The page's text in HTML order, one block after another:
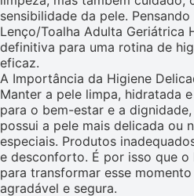
sensibilidade da pele.
Lenço/Toalha Adulta Geriátrica
definitiva para uma rotina de
eficaz.
A Importância da Higiene
Manter a pele limpa, hidratada
para o bem-estar e a
possui a pele mais delicada ou
especiais. Produtos
e desconforto. É por isso que
para transformar esse
agradável e segura.